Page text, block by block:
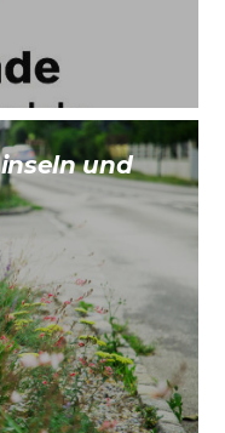
und